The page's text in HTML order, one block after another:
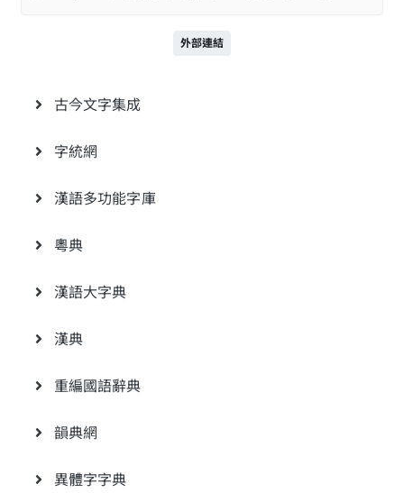
外部連結
古今文字集成
字統網
漢語多功能字庫
粵典
漢語大字典
漢典
重編國語辭典
韻典網
異體字字典